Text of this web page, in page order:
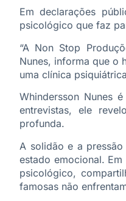
Em declarações
psicológico que faz
“A Non Stop
Nunes, informa que o
uma clínica
Whindersson Nunes
entrevistas, ele
profunda.
A solidão e a
estado emocional.
psicológico,
famosas não